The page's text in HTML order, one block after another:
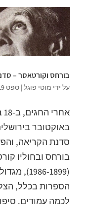
בורחס וקורטאסר –
על ידי מוטי פוגל| ספט 19, 2017
באוקטובר
סדנת הקריאה,
בורחס ובחוליו
(1986-
הספרות בכלל,
לכמה עמודים.